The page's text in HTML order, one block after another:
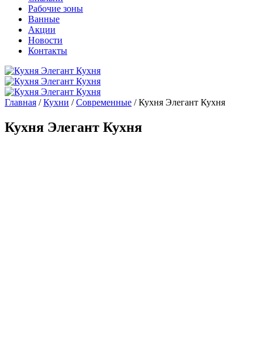
Рабочие зоны
Ванные
Акции
Новости
Контакты
Главная /Кухни /Современные / Кухня Элегант Кухня
Кухня Элегант Кухня